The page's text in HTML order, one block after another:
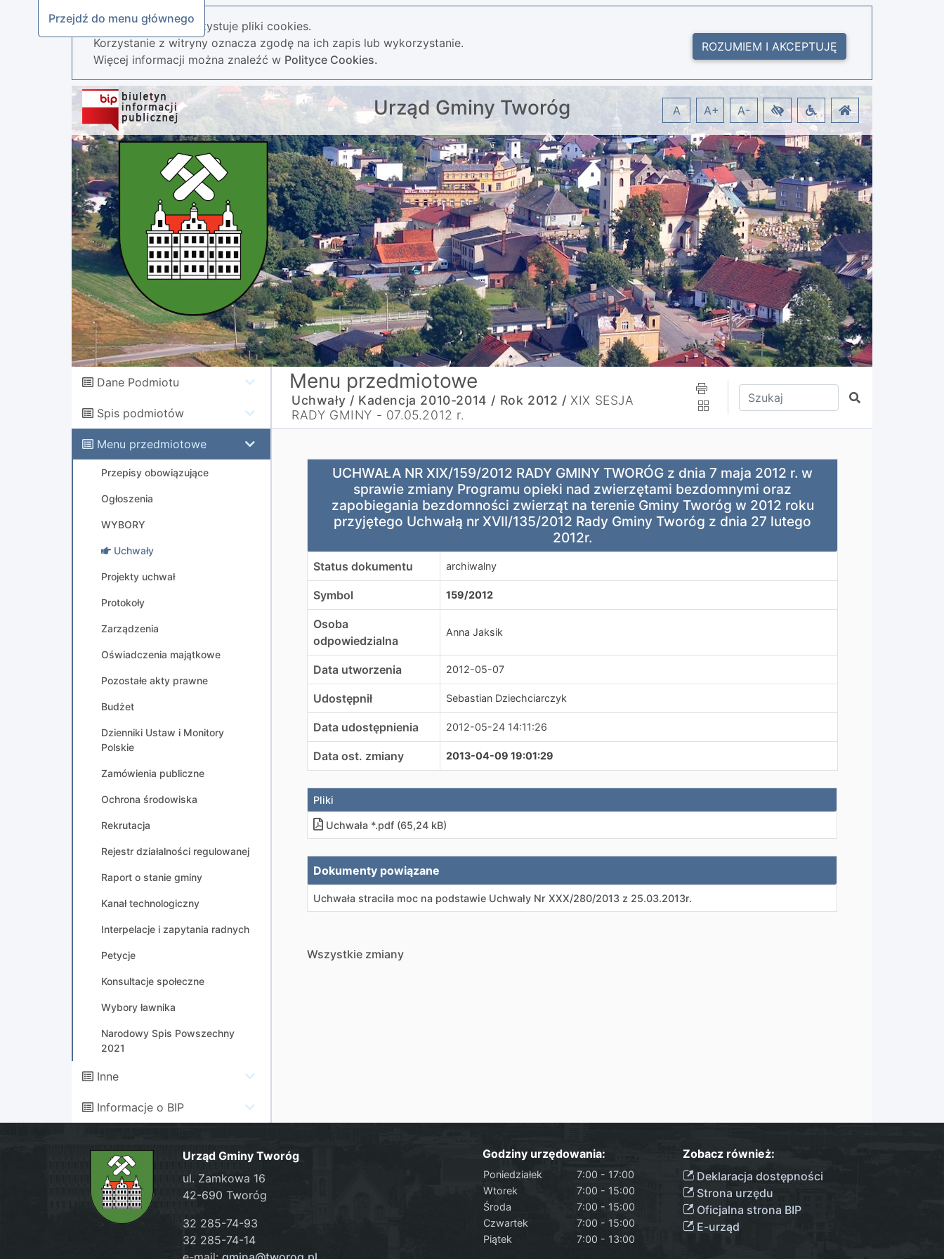
Przejdź do menu głównego
Nasza strona wykorzystuje pliki cookies.
Korzystanie z witryny oznacza zgodę na ich zapis lub wykorzystanie.
Więcej informacji można znaleźć w Polityce Cookies.
ROZUMIEM I AKCEPTUJĘ
Urząd Gminy Tworóg A A+ A-
Dane Podmiotu
Spis podmiotów
Menu przedmiotowe
Przepisy obowiązujące
Ogłoszenia
WYBORY
Uchwały
Projekty uchwał
Protokoły
Zarządzenia
Oświadczenia majątkowe
Pozostałe akty prawne
Budżet
Dzienniki Ustaw i Monitory
Polskie
Zamówienia publiczne
Ochrona środowiska
Rekrutacja
Rejestr działalności regulowanej
Raport o stanie gminy
Kanał technologiczny
Interpelacje i zapytania radnych
Petycje
Konsultacje społeczne
Wybory ławnika
Narodowy Spis Powszechny
2021
Inne
Informacje o BIP
Menu przedmiotowe
Uchwały / Kadencja 2010-2014 / Rok 2012 / XIX SESJA
RADY GMINY - 07.05.2012 r.
Wpisz tekst do wyszukania
Szukaj
UCHWAŁA NR XIX/159/2012 RADY GMINY TWORÓG z dnia 7 maja 2012 r. w sprawie zmiany Programu opieki
UCHWAŁA NR XIX/159/2012 RADY GMINY TWORÓG z dnia 7 maja 2012 r. w
sprawie zmiany Programu opieki nad zwierzętami bezdomnymi oraz
zapobiegania bezdomności zwierząt na terenie Gminy Tworóg w 2012 roku
przyjętego Uchwałą nr XVII/135/2012 Rady Gminy Tworóg z dnia 27 lutego
2012r.
Status dokumentu archiwalny
Symbol 159/2012
Osoba
odpowiedzialna
Anna Jaksik
Data utworzenia 2012-05-07
Udostępnił Sebastian Dziechciarczyk
Data udostępnienia 2012-05-24 14:11:26
Data ost. zmiany 2013-04-09 19:01:29
Pliki
Uchwała *.pdf (65,24 kB)
Dokumenty powiązane
Uchwała straciła moc na podstawie Uchwały Nr XXX/280/2013 z 25.03.2013r.
Wszystkie zmiany
Urząd Gminy Tworóg
ul. Zamkowa 16
42-690 Tworóg
32 285-74-93
32 285-74-14
Godziny urzędowania:
Poniedziałek
7:00 - 17:00
Wtorek
7:00 - 15:00
Środa
7:00 - 15:00
Czwartek
7:00 - 15:00
Piątek
7:00 - 13:00
Zobacz również:
Deklaracja dostępności
Strona urzędu
Oficjalna strona BIP
E-urząd